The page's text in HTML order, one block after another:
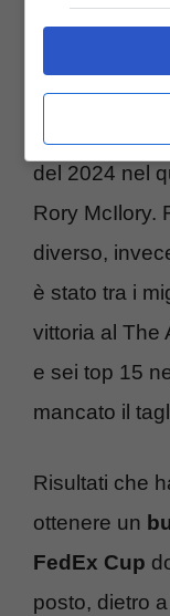
posizioni
primo posto.
titolo sul
sua
del 2024 nel
Rory McIlory.
diverso,
è stato tra i
vittoria al The
e sei top 15
mancato il
Risultati che
ottenere un
FedEx Cup
posto, dietro